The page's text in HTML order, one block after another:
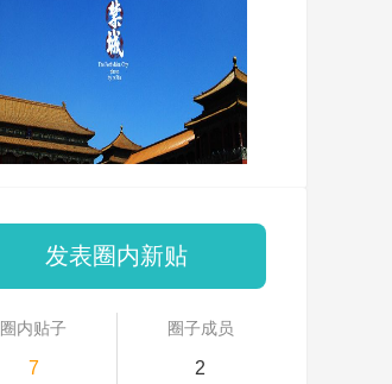
发表圈内新贴
圈内贴子
7
圈子成员
2